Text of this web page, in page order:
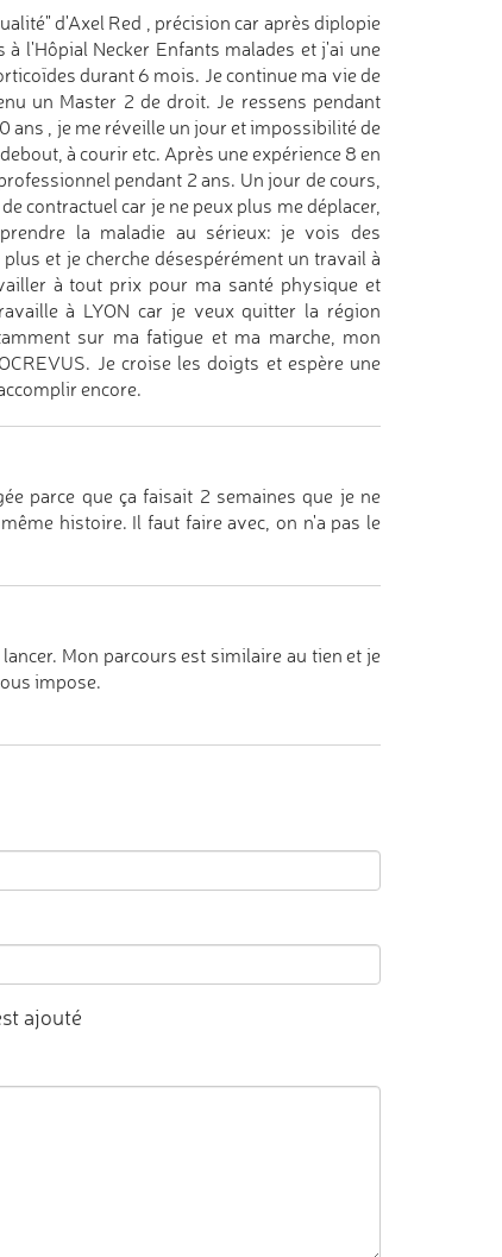
d'Axel Red , précision car après diplopie
l'Hôpial Necker Enfants malades et j'ai une
durant 6 mois. Je continue ma vie de
un Master 2 de droit. Je ressens pendant
ans , je me réveille un jour et impossibilité de
à courir etc. Après une expérience 8 en
pendant 2 ans. Un jour de cours,
contractuel car je ne peux plus me déplacer,
la maladie au sérieux: je vois des
et je cherche désespérément un travail à
à tout prix pour ma santé physique et
à LYON car je veux quitter la région
sur ma fatigue et ma marche, mon
Je croise les doigts et espère une
encore.
parce que ça faisait 2 semaines que je ne
histoire. Il faut faire avec, on n'a pas le
Mon parcours est similaire au tien et je
impose.
ajouté